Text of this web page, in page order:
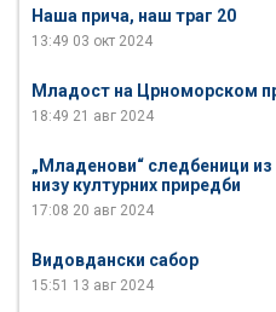
Наша прича, наш траг 20
13:49 03 окт 2024
Младост на Црноморском
18:49 21 авг 2024
„Младенови“ следбеници
низу културних приредби
17:08 20 авг 2024
Видовдански сабор
15:51 13 авг 2024